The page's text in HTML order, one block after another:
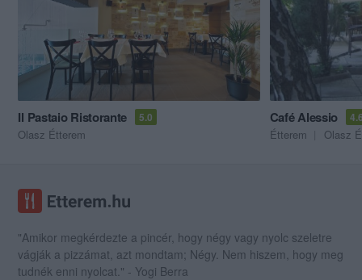
Il Pastaio Ristorante 5.0
Olasz Étterem
Café Alessio
Étterem Olasz
"Amikor megkérdezte a pincér, hogy négy vagy nyolc szeletre
vágják a pizzámat, azt mondtam; Négy. Nem hiszem, hogy meg
tudnék enni nyolcat." - Yogi Berra